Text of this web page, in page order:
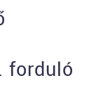
forduló